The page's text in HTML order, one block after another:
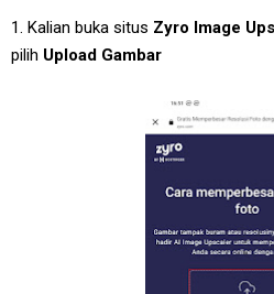
1. Kalian buka situs Zyro Image
pilih Upload Gambar